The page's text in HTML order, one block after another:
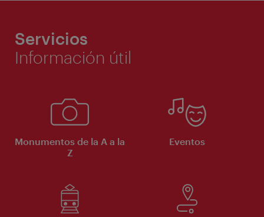
Servicios
Información útil
Monumentos de la A a la
Z
Eventos